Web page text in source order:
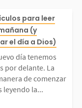
d
pr
nuevo
mejor
el
para leer
(y
el día a Dios)
día tenemos
por delante. La
de comenzar
leyendo la...